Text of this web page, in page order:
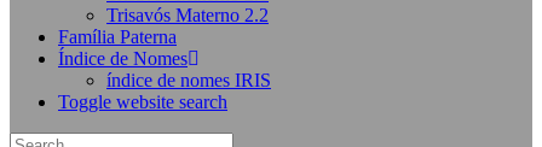
Trisavós Materno 2.2
Família Paterna
Índice de Nomes
índice de nomes IRIS
Toggle website search